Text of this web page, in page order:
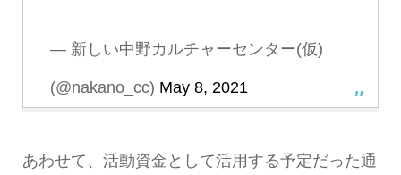
— 新しい中野カルチャーセンター(仮)
(@nakano_cc) May 8, 2021
あわせて、活動資金として活用する予定だった通